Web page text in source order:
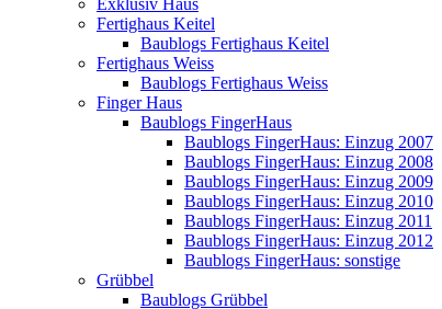
Exklusiv Haus
Fertighaus Keitel
Baublogs Fertighaus Keitel
Fertighaus Weiss
Baublogs Fertighaus Weiss
Finger Haus
Baublogs FingerHaus
Baublogs FingerHaus: Einzug 2007
Baublogs FingerHaus: Einzug 2008
Baublogs FingerHaus: Einzug 2009
Baublogs FingerHaus: Einzug 2010
Baublogs FingerHaus: Einzug 2011
Baublogs FingerHaus: Einzug 2012
Baublogs FingerHaus: sonstige
Grübbel
Baublogs Grübbel